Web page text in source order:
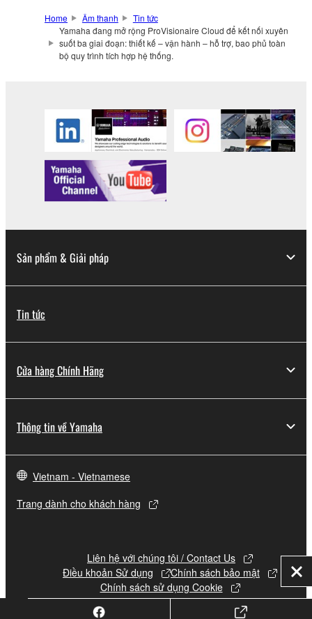
Home Âm thanh
Tin tức
Yamaha đang mở rộng ProVisionaire Cloud để kết nối xuyên
suốt ba giai đoạn: thiết kế – vận hành – hỗ trợ, bao phủ toàn
bộ quy trình tích hợp hệ thống.
Sản phẩm & Giải pháp
Tin tức
Cửa hàng Chính Hãng
Thông tin về Yamaha
Vietnam - Vietnamese
Trang dành cho khách hàng
Liên hệ với chúng tôi / Contact Us
Điều khoản Sử dụng
Chính sách bảo mật
Chính sách sử dụng Cookie